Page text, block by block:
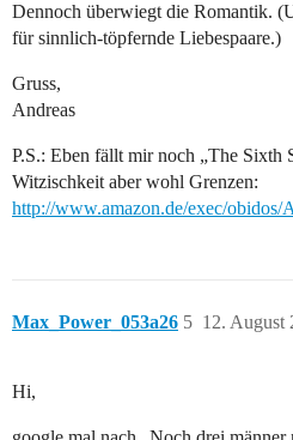
Dennoch überwiegt die Romantik.
für sinnlich-töpfernde Liebespaare.)
Gruss,
Andreas
P.S.: Eben fällt mir noch „The Sixth
Witzischkeit aber wohl Grenzen:
http://www.amazon.de/exec/
Max_Power_053a26 12. August
5
Hi,